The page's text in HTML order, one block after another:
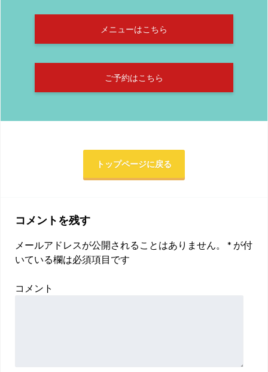
メニューはこちら
ご予約はこちら
トップページに戻る
コメントを残す
メールアドレスが公開されることはありません。 * が付
いている欄は必須項目です
コメント